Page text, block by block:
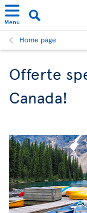
Menu
Home page
Offerte
Canada!